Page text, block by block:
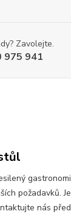
Zavolejte.
975 941
požadavků.
nás